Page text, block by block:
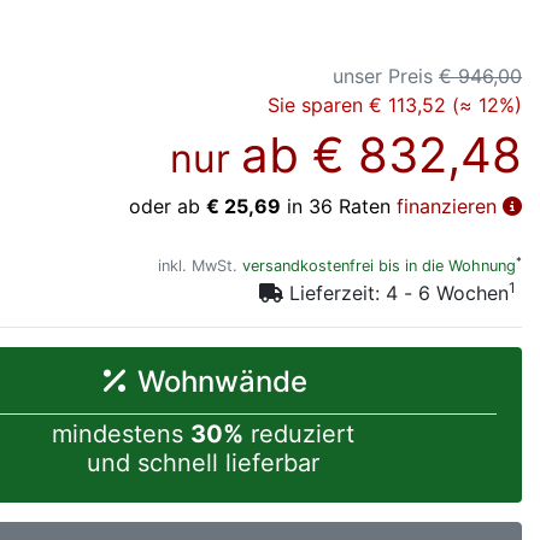
unser Preis € 946,00
Sie sparen € 113,52 (≈ 12%)
nur ab € 832,48
oder ab € 25,69 in 36 Raten finanzieren
inkl. MwSt. versandkostenfrei bis in die Wohnung*
Lieferzeit: 4 - 6 Wochen1
Wohnwände
mindestens 30% reduziert
und schnell lieferbar